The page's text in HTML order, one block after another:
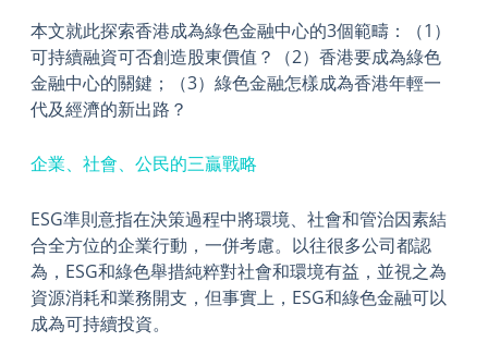
本文就此探索香港成為綠色金融中心的3個範疇：（1）
可持續融資可否創造股東價值？（2）香港要成為綠色
金融中心的關鍵；（3）綠色金融怎樣成為香港年輕一
代及經濟的新出路？
企業、社會、公民的三贏戰略
ESG準則意指在決策過程中將環境、社會和管治因素結
合全方位的企業行動，一併考慮。以往很多公司都認
為，ESG和綠色舉措純粹對社會和環境有益，並視之為
資源消耗和業務開支，但事實上，ESG和綠色金融可以
成為可持續投資。